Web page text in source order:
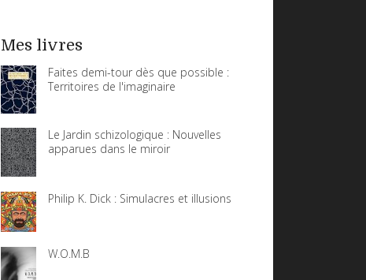
Mes livres
Faites demi-tour dès que possible :
Territoires de l'imaginaire
Le Jardin schizologique : Nouvelles
apparues dans le miroir
Philip K. Dick : Simulacres et illusions
W.O.M.B